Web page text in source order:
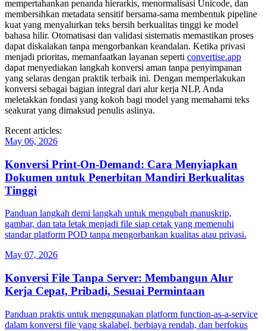
mempertahankan penanda hierarkis, menormalisasi Unicode, dan
membersihkan metadata sensitif bersama-sama membentuk pipeline
kuat yang menyalurkan teks bersih berkualitas tinggi ke model
bahasa hilir. Otomatisasi dan validasi sistematis memastikan proses
dapat diskalakan tanpa mengorbankan keandalan. Ketika privasi
menjadi prioritas, memanfaatkan layanan seperti convertise.app
dapat menyediakan langkah konversi aman tanpa penyimpanan
yang selaras dengan praktik terbaik ini. Dengan memperlakukan
konversi sebagai bagian integral dari alur kerja NLP, Anda
meletakkan fondasi yang kokoh bagi model yang memahami teks
seakurat yang dimaksud penulis aslinya.
Recent articles:
May 06, 2026
Konversi Print‑On‑Demand: Cara Menyiapkan
Dokumen untuk Penerbitan Mandiri Berkualitas
Tinggi
Panduan langkah demi langkah untuk mengubah manuskrip,
gambar, dan tata letak menjadi file siap cetak yang memenuhi
standar platform POD tanpa mengorbankan kualitas atau privasi.
May 07, 2026
Konversi File Tanpa Server: Membangun Alur
Kerja Cepat, Pribadi, Sesuai Permintaan
Panduan praktis untuk menggunakan platform function‑as‑a‑service
dalam konversi file yang skalabel, berbiaya rendah, dan berfokus